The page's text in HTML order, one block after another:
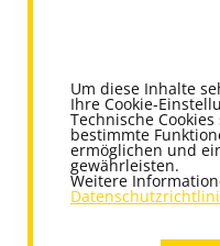
Um diese Inhalte
Ihre Cookie-
Technische
bestimmte
ermöglichen und
gewährleisten.
Weitere